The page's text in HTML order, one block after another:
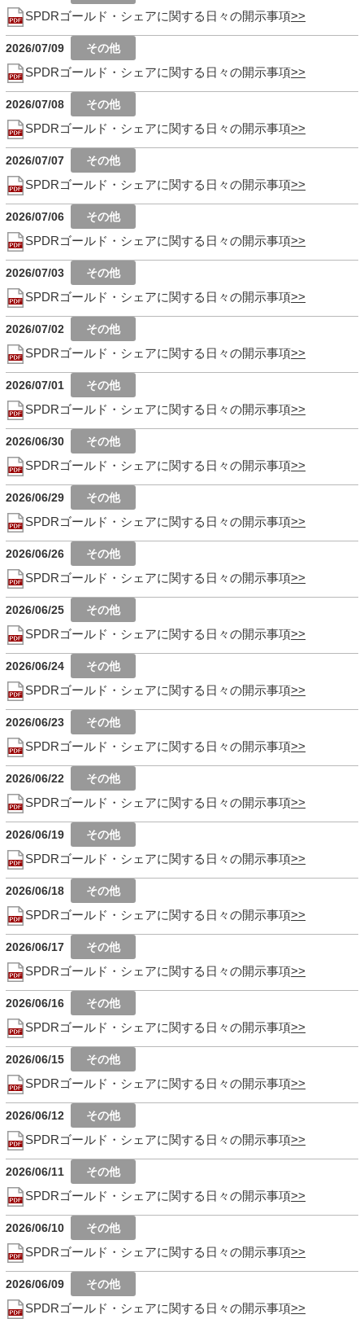
SPDRゴールド・シェアに関する日々の開示事項
2026/07/09
SPDRゴールド・シェアに関する日々の開示事項
2026/07/08
SPDRゴールド・シェアに関する日々の開示事項
2026/07/07
SPDRゴールド・シェアに関する日々の開示事項
2026/07/06
SPDRゴールド・シェアに関する日々の開示事項
2026/07/03
SPDRゴールド・シェアに関する日々の開示事項
2026/07/02
SPDRゴールド・シェアに関する日々の開示事項
2026/07/01
SPDRゴールド・シェアに関する日々の開示事項
2026/06/30
SPDRゴールド・シェアに関する日々の開示事項
2026/06/29
SPDRゴールド・シェアに関する日々の開示事項
2026/06/26
SPDRゴールド・シェアに関する日々の開示事項
2026/06/25
SPDRゴールド・シェアに関する日々の開示事項
2026/06/24
SPDRゴールド・シェアに関する日々の開示事項
2026/06/23
SPDRゴールド・シェアに関する日々の開示事項
2026/06/22
SPDRゴールド・シェアに関する日々の開示事項
2026/06/19
SPDRゴールド・シェアに関する日々の開示事項
2026/06/18
SPDRゴールド・シェアに関する日々の開示事項
2026/06/17
SPDRゴールド・シェアに関する日々の開示事項
2026/06/16
SPDRゴールド・シェアに関する日々の開示事項
2026/06/15
SPDRゴールド・シェアに関する日々の開示事項
2026/06/12
SPDRゴールド・シェアに関する日々の開示事項
2026/06/11
SPDRゴールド・シェアに関する日々の開示事項
2026/06/10
SPDRゴールド・シェアに関する日々の開示事項
2026/06/09
SPDRゴールド・シェアに関する日々の開示事項